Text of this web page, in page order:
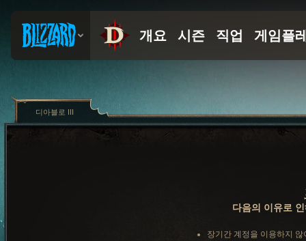
다음의 이유로
장기간 계정을 이용하지
디아블로 III